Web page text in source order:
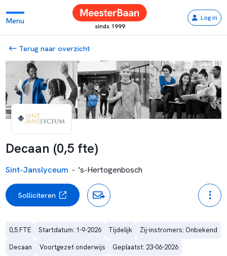
Menu
sinds 1999
Log in
Terug naar overzicht
Decaan (0,5 fte)
Sint-Janslyceum - 's-Hertogenbosch
Solliciteren
0,5 FTE Startdatum: 1-9-2026 Tijdelijk
Zij-instromers: Onbekend
Decaan
Voortgezet onderwijs
Geplaatst: 23-06-2026